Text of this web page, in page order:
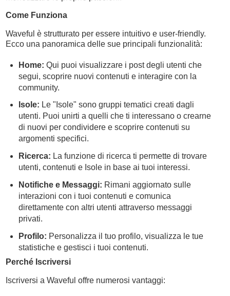
Come Funziona
Waveful è strutturato per essere intuitivo e user-friendly.
Ecco una panoramica delle sue principali funzionalità:
Home: Qui puoi visualizzare i post degli utenti che
segui, scoprire nuovi contenuti e interagire con la
community.
Isole: Le "Isole" sono gruppi tematici creati dagli
utenti. Puoi unirti a quelli che ti interessano o crearne
di nuovi per condividere e scoprire contenuti su
argomenti specifici.
Ricerca: La funzione di ricerca ti permette di trovare
utenti, contenuti e Isole in base ai tuoi interessi.
Notifiche e Messaggi: Rimani aggiornato sulle
interazioni con i tuoi contenuti e comunica
direttamente con altri utenti attraverso messaggi
privati.
Profilo: Personalizza il tuo profilo, visualizza le tue
statistiche e gestisci i tuoi contenuti.
Perché Iscriversi
Iscriversi a Waveful offre numerosi vantaggi: